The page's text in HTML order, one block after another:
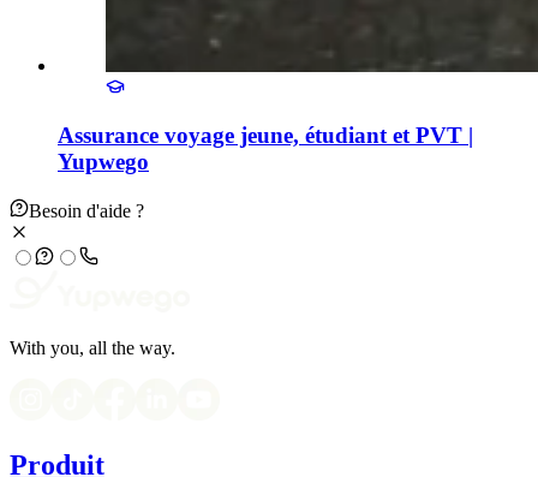
Assurance voyage jeune, étudiant et PVT |
Yupwego
Besoin d'aide ?
With you, all the way.
Produit